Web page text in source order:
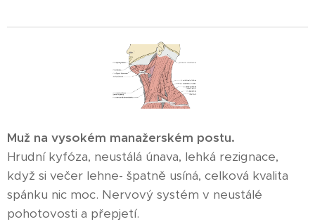
Muž na vysokém manažerském postu.
Hrudní kyfóza, neustálá únava, lehká rezignace,
když si večer lehne- špatně usíná, celková kvalita
spánku nic moc. Nervový systém v neustálé
pohotovosti a přepjetí.